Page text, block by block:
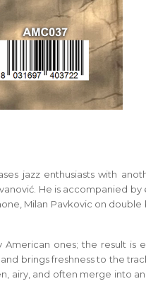
jazz enthusiasts with
He is accompanied by
Milan Pavkovic on double
ones; the result is
brings freshness to the
airy, and often merge into